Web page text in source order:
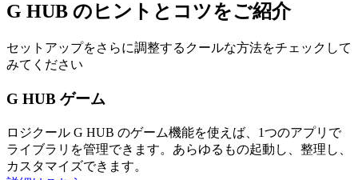
G HUB のヒントとコツをご紹介
セットアップをさらに調整するクールな方法をチェックして
みてください
G HUB ゲーム
ロジクール G HUB のゲーム機能を使えば、1つのアプリで
ライブラリを管理できます。あらゆるもの起動し、整理し、
カスタマイズできます。